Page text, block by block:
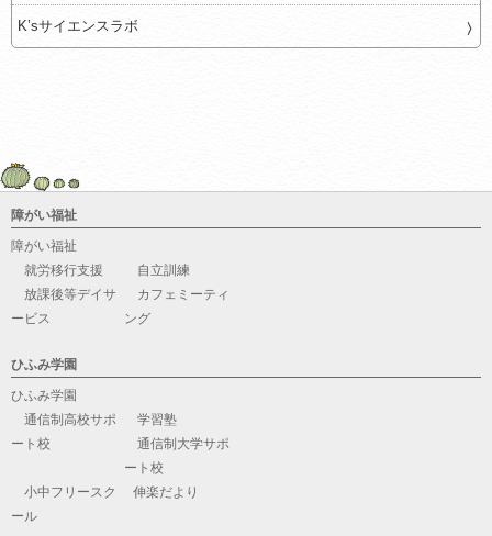
K’sサイエンスラボ
障がい福祉
障がい福祉
就労移行支援
自立訓練
放課後等デイサ
ービス
カフェミーティ
ング
ひふみ学園
ひふみ学園
通信制高校サポ
ート校
学習塾
通信制大学サポ
ート校
小中フリースク
ール
伸楽だより